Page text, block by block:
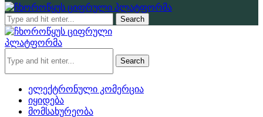
Search
Search
ელექტრონული კომერცია
იყიდება
მომსახურეობა